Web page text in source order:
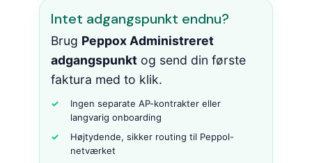
Intet adgangspunkt endnu?
Brug Peppox Administreret
adgangspunktog send din første
faktura med to klik.
Ingen separate AP-kontrakter eller
langvarig onboarding
Højtydende, sikker routing til Peppol-
netværket